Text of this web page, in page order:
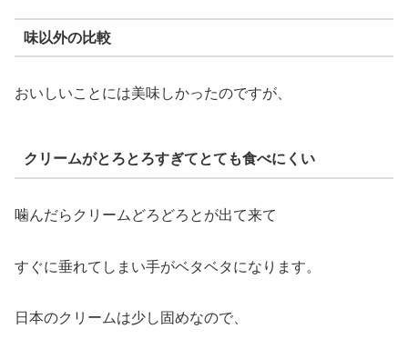
味以外の比較
おいしいことには美味しかったのですが、
クリームがとろとろすぎてとても食べにくい
噛んだらクリームどろどろとが出て来て
すぐに垂れてしまい手がベタベタになります。
日本のクリームは少し固めなので、